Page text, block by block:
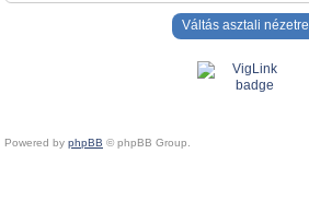
Váltás asztali nézetre
Powered by phpBB © phpBB Group.